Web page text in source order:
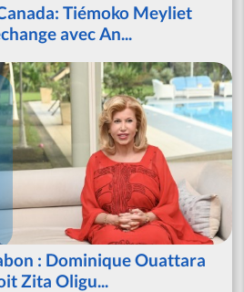
Tiémoko Meyliet
avec An...
: Dominique Ouattara
Zita Oligu...